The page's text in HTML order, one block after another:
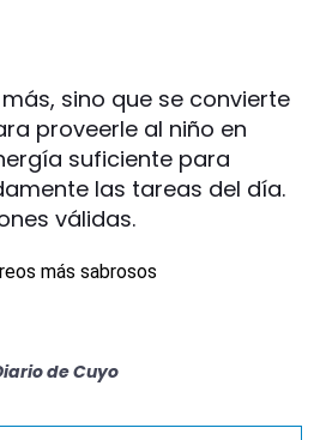
sino que se convierte
proveerle al niño en
suficiente para
las tareas del día.
válidas.
de Cuyo